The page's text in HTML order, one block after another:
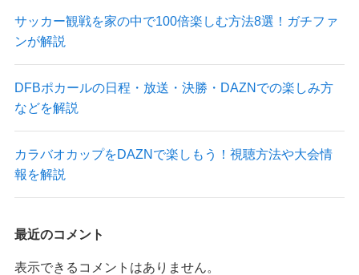
サッカー観戦を家の中で100倍楽しむ方法8選！ガチファ
ンが解説
DFBポカールの日程・放送・決勝・DAZNでの楽しみ方
などを解説
カラバオカップをDAZNで楽しもう！視聴方法や大会情
報を解説
最近のコメント
表示できるコメントはありません。